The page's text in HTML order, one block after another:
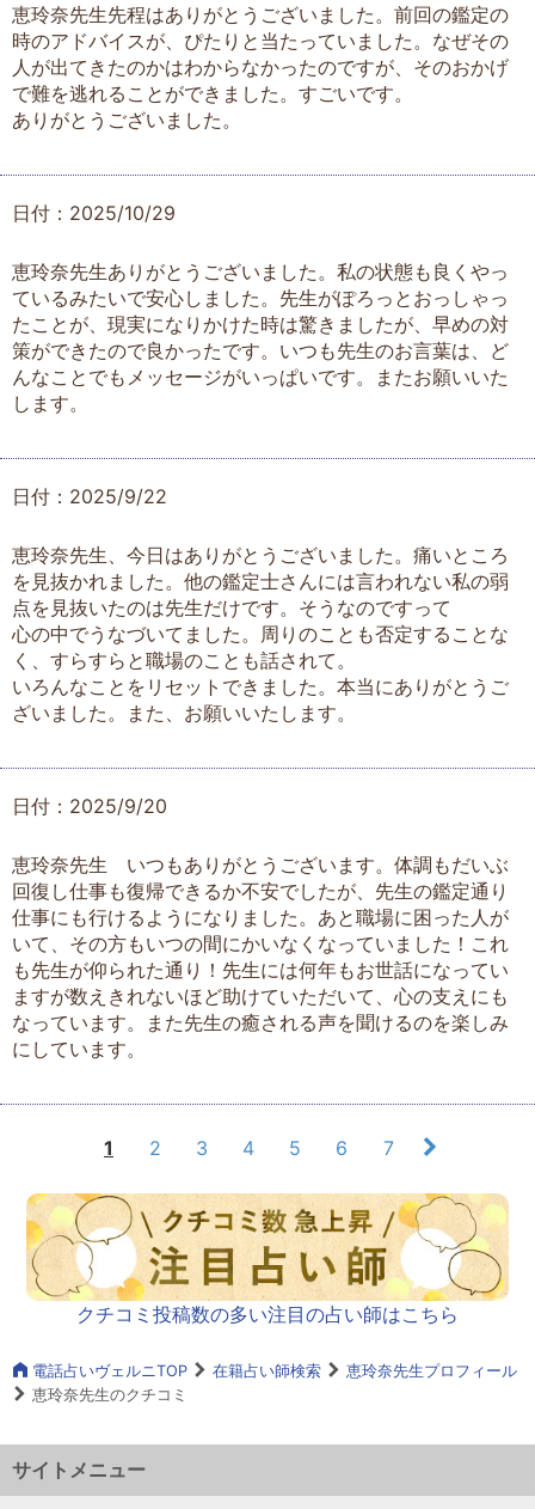
恵玲奈先生先程はありがとうございました。前回の鑑定の
時のアドバイスが、ぴたりと当たっていました。なぜその
人が出てきたのかはわからなかったのですが、そのおかげ
で難を逃れることができました。すごいです。
ありがとうございました。
日付：2025/10/29
恵玲奈先生ありがとうございました。私の状態も良くやっ
ているみたいで安心しました。先生がぽろっとおっしゃっ
たことが、現実になりかけた時は驚きましたが、早めの対
策ができたので良かったです。いつも先生のお言葉は、ど
んなことでもメッセージがいっぱいです。またお願いいた
します。
日付：2025/9/22
恵玲奈先生、今日はありがとうございました。痛いところ
を見抜かれました。他の鑑定士さんには言われない私の弱
点を見抜いたのは先生だけです。そうなのですって
心の中でうなづいてました。周りのことも否定することな
く、すらすらと職場のことも話されて。
いろんなことをリセットできました。本当にありがとうご
ざいました。また、お願いいたします。
日付：2025/9/20
恵玲奈先生 いつもありがとうございます。体調もだいぶ
回復し仕事も復帰できるか不安でしたが、先生の鑑定通り
仕事にも行けるようになりました。あと職場に困った人が
いて、その方もいつの間にかいなくなっていました！これ
も先生が仰られた通り！先生には何年もお世話になってい
ますが数えきれないほど助けていただいて、心の支えにも
なっています。また先生の癒される声を聞けるのを楽しみ
にしています。
1 2 3 4 5 6 7
クチコミ投稿数の多い注目の占い師はこちら
電話占いヴェルニTOP 在籍占い師検索
恵玲奈先生プロフィール
恵玲奈先生のクチコミ
サイトメニュー